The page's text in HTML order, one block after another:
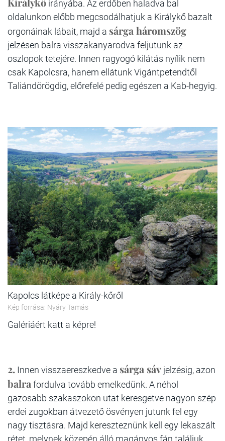
Királykő irányába. Az erdőben haladva bal
oldalunkon előbb megcsodálhatjuk a Királykő bazalt
orgonáinak lábait, majd a sárga háromszög
jelzésen balra visszakanyarodva feljutunk az
oszlopok tetejére. Innen ragyogó kilátás nyílik nem
csak Kapolcsra, hanem ellátunk Vigántpetendtől
Taliándörögdig, előrefelé pedig egészen a Kab-hegyig.
Kapolcs látképe a Király-kőről
Kép forrása: Nyáry Tamás
Galériáért katt a képre!
2. Innen visszaereszkedve a sárga sáv jelzésig, azon
balra fordulva tovább emelkedünk. A néhol
gazosabb szakaszokon utat keresgetve nagyon szép
erdei zugokban átvezető ösvényen jutunk fel egy
nagy tisztásra. Majd kereszteznünk kell egy lekaszált
rétet, melynek közepén álló magányos fán találjuk